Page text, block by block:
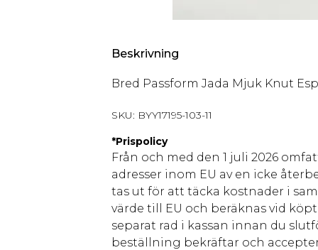
Beskrivning
Bred Passform Jada Mjuk Knut
SKU: BYY17195-103-11
*Prispolicy
Från och med den 1 juli 2026
adresser inom EU av en icke
tas ut för att täcka kostnader i
värde till EU och beräknas vid
separat rad i kassan innan du
beställning bekräftar och